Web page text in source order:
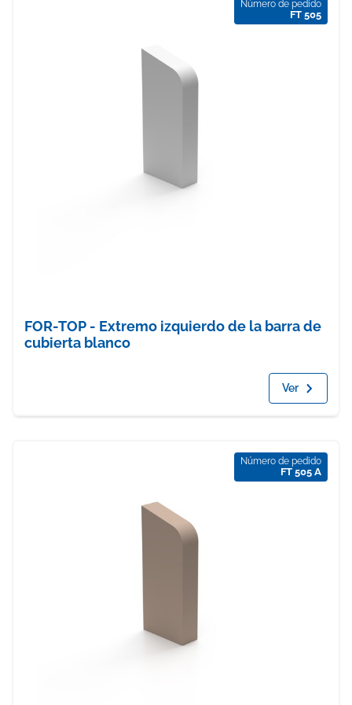
Número de pedido
FT 505
FOR-TOP - Extremo izquierdo de la barra de
cubierta blanco
Ver
Número de pedido
FT 505 A